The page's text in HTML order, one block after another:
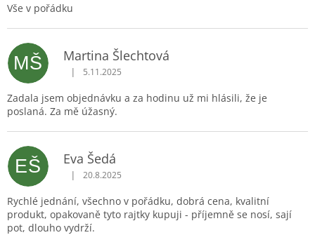
Vše v pořádku
MŠ Martina Šlechtová
Hodnocení obchodu je 5 z 5 hvězdiček.
| 5.11.2025
Zadala jsem objednávku a za hodinu už mi hlásili, že je
poslaná. Za mě úžasný.
EŠ Eva Šedá
Hodnocení obchodu je 5 z 5 hvězdiček.
| 20.8.2025
Rychlé jednání, všechno v pořádku, dobrá cena, kvalitní
produkt, opakovaně tyto rajtky kupuji - příjemně se nosí, sají
pot, dlouho vydrží.